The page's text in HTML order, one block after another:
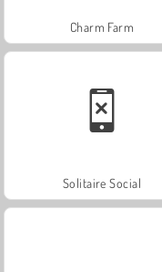
Charm Farm
Solitaire Social